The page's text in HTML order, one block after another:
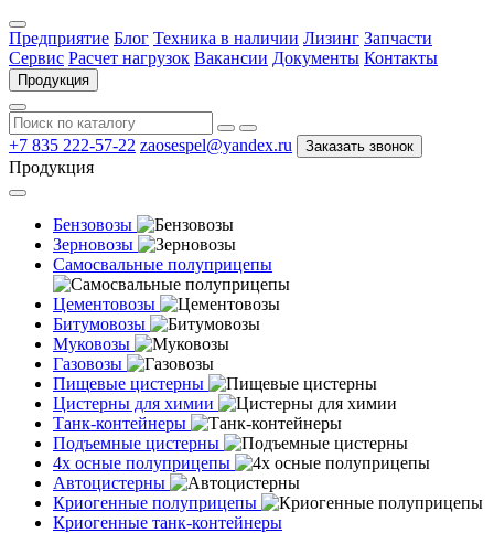
Предприятие Блог Техника в наличии Лизинг Запчасти
Сервис Расчет нагрузок Вакансии Документы Контакты
Продукция
+7 835 222-57-22 zaosespel@yandex.ru Заказать звонок
Продукция
Бензовозы
Зерновозы
Самосвальные полуприцепы
Цементовозы
Битумовозы
Муковозы
Газовозы
Пищевые цистерны
Цистерны для химии
Танк-контейнеры
Подъемные цистерны
4х осные полуприцепы
Автоцистерны
Криогенные полуприцепы
Криогенные танк-контейнеры